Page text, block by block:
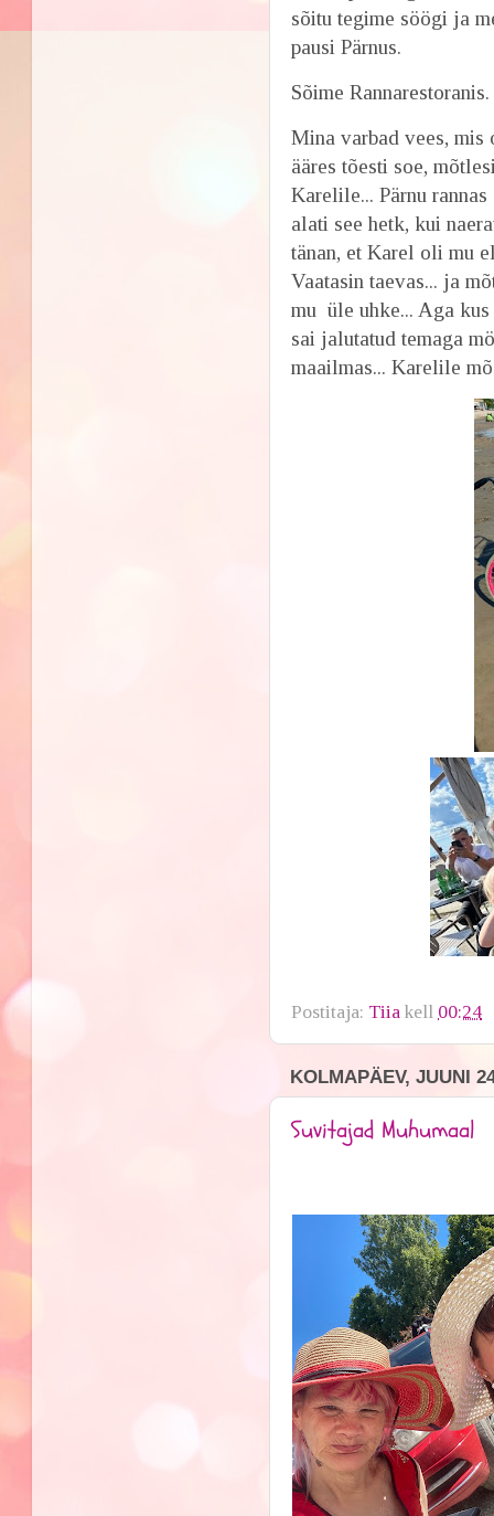
sõitu tegime söögi ja
pausi Pärnus.
Sõime Rannarestoranis.
Mina varbad vees, mis
ääres tõesti soe,
Karelile... Pärnu rannas
alati see hetk, kui
tänan, et Karel oli mu
Vaatasin taevas... ja
mu üle uhke... Aga
sai jalutatud temaga
maailmas... Karelile
Postitaja: Tiia kell 00:24
KOLMAPÄEV, JUUNI
Suvitajad Muhumaal